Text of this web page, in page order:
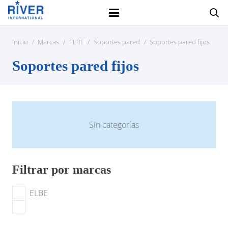
Inicio / Marcas / ELBE / Soportes pared / Soportes pared fijos
Soportes pared fijos
Sin categorías
Filtrar por marcas
ELBE